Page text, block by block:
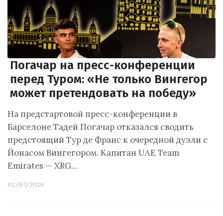
Погачар на пресс-конференции
перед Туром: «Не только Вингегор
может претендовать на победу»
На предстартовой пресс-конференции в
Барселоне Тадей Погачар отказался сводить
предстоящий Тур де Франс к очередной дуэли с
Йонасом Вингегором. Капитан UAE Team
Emirates — XRG…
02/07/2026